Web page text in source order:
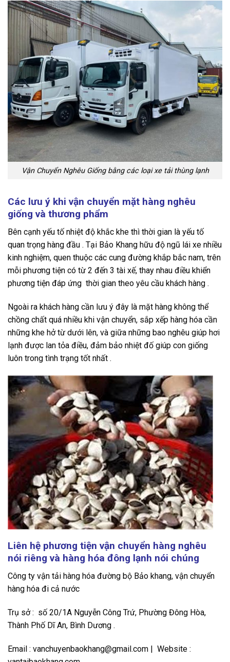
Vận Chuyển Nghêu Giống bằng các loại xe tải thùng lạnh
Các lưu ý khi vận chuyển mặt hàng nghêu
giống và thương phẩm
Bên cạnh yếu tố nhiệt độ khắc khe thì thời gian là yếu tố
quan trọng hàng đầu . Tại Bảo Khang hữu độ ngũ lái xe nhiều
kinh nghiệm, quen thuộc các cung đường khắp bắc nam, trên
mỗi phương tiện có từ 2 đến 3 tài xế, thay nhau điều khiển
phương tiện đáp ứng thời gian theo yêu cầu khách hàng .
Ngoài ra khách hàng cần lưu ý đây là mặt hàng không thể
chồng chất quá nhiều khi vận chuyển, sắp xếp hàng hóa cần
những khe hở từ dưới lên, và giữa những bao nghêu giúp hơi
lạnh được lan tỏa điều, đảm bảo nhiệt đố giúp con giống
luôn trong tình trạng tốt nhất .
Liên hệ phương tiện vận chuyển hàng nghêu
nói riêng và hàng hóa đông lạnh nói chúng
Công ty vận tải hàng hóa đường bộ Bảo khang, vận chuyển
hàng hóa đi cả nước
Trụ sở : số 20/1A Nguyễn Công Trứ, Phường Đông Hòa,
Thành Phố Dĩ An, Bình Dương .
Email : vanchuyenbaokhang@gmail.com | Website :